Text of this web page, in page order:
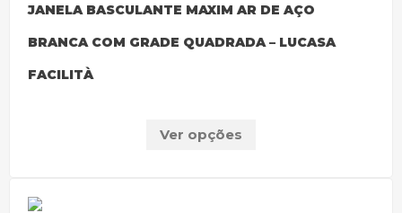
JANELA BASCULANTE MAXIM AR DE AÇO
BRANCA COM GRADE QUADRADA – LUCASA
FACILITÀ
Ver opções